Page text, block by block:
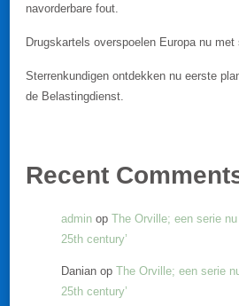
navorderbare fout.
Drugskartels overspoelen Europa nu
Sterrenkundigen ontdekken nu eerste
de Belastingdienst.
Recent
admin op The Orville; een serie
25th century’
Danian op The Orville; een serie
25th century’